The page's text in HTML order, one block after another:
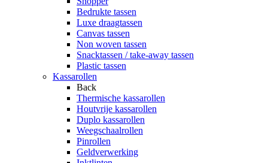
Bedrukte tassen
Luxe draagtassen
Canvas tassen
Non woven tassen
Snacktassen / take-away tassen
Plastic tassen
Kassarollen
Back
Thermische kassarollen
Houtvrije kassarollen
Duplo kassarollen
Weegschaalrollen
Pinrollen
Geldverwerking